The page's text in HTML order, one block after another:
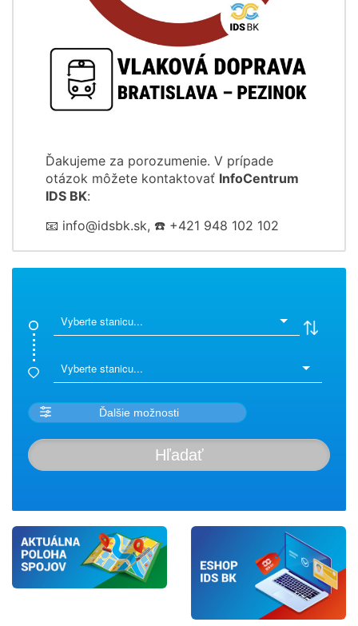
Ďakujeme za porozumenie. V prípade
otázok môžete kontaktovať InfoCentrum
IDS BK:
📧 info@idsbk.sk, ☎️ +421 948 102 102